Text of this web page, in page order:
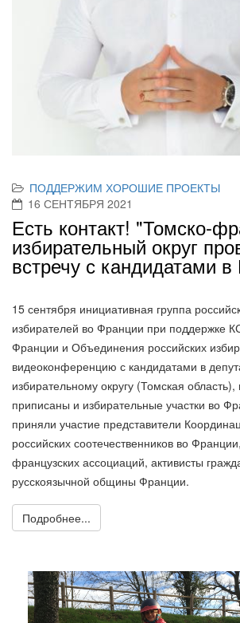
ПОДДЕРЖИМ ХОРОШИЕ ПРОЕКТЫ
16 СЕНТЯБРЯ 2021
Есть контакт! "Томско-
избирательный округ
встречу с кандидатами в
15 сентября инициативная группа
избирателей во Франции при поддержке
Франции и Объединения российских
видеоконференцию с кандидатами в
избирательному округу (Томская область),
приписаны и избирательные участки во
приняли участие представители
российских соотечественников во
французских ассоциаций, активисты
русскоязычной общины Франции.
Подробнее...